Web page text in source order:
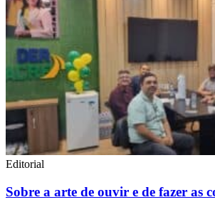
Editorial
Sobre a arte de ouvir e de fazer as